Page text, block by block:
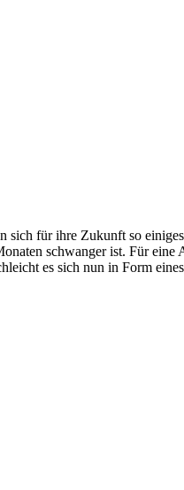
für ihre Zukunft so
schwanger ist. Für
es sich nun in Form